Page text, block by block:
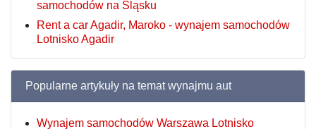
samochodów na Śląsku
Rent a car Agadir, Maroko - wynajem samochodów
Lotnisko Agadir
Popularne artykuły na temat wynajmu aut
Wynajem samochodów Warszawa Lotnisko